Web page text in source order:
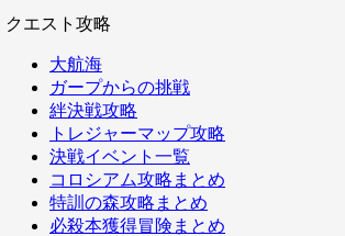
クエスト攻略
大航海
ガープからの挑戦
絆決戦攻略
トレジャーマップ攻略
決戦イベント一覧
コロシアム攻略まとめ
特訓の森攻略まとめ
必殺本獲得冒険まとめ